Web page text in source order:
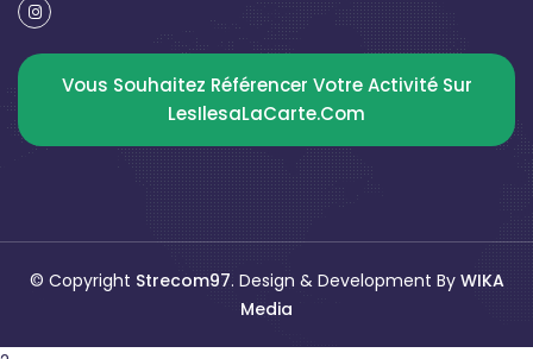
Vous Souhaitez Référencer Votre Activité Sur
LesIlesaLaCarte.com
© Copyright Strecom97. Design & Development By WIKA
Media